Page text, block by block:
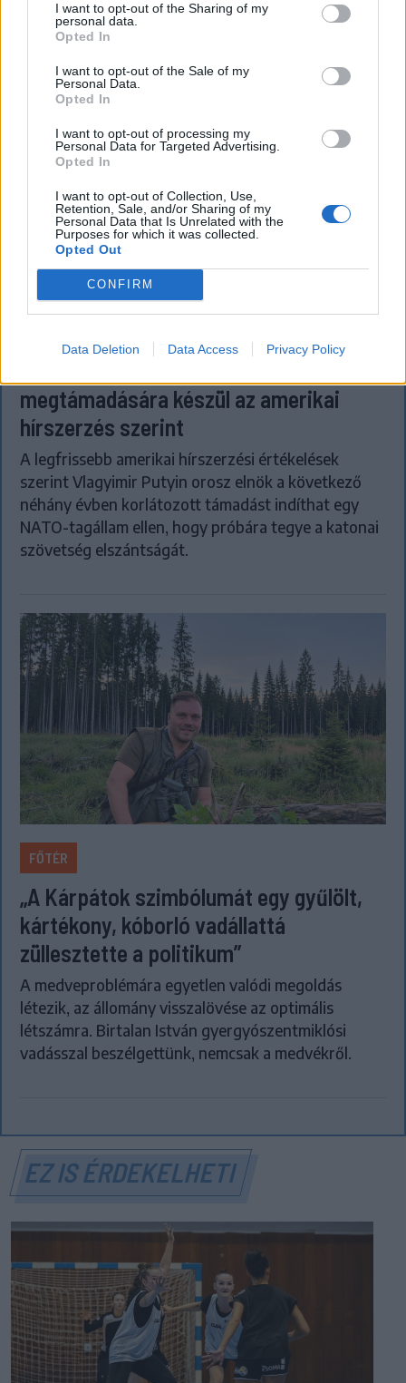
I want to opt-out of the Sharing of my
personal data.
Opted In
I want to opt-out of the Sale of my
Personal Data.
Opted In
I want to opt-out of processing my
Personal Data for Targeted Advertising.
Opted In
I want to opt-out of Collection, Use,
Retention, Sale, and/or Sharing of my
Personal Data that Is Unrelated with the
Purposes for which it was collected.
Opted Out
CONFIRM
Data Deletion Data Access Privacy Policy
igazolványok országszerte elérhetővé válnak.
megtámadására készül az amerikai
hírszerzés szerint
A legfrissebb amerikai hírszerzési értékelések
szerint Vlagyimir Putyin orosz elnök a következő
néhány évben korlátozott támadást indíthat egy
NATO-tagállam ellen, hogy próbára tegye a katonai
szövetség elszántságát.
FŐTÉR
„A Kárpátok szimbólumát egy gyűlölt,
kártékony, kóborló vadállattá
züllesztette a politikum”
A medveproblémára egyetlen valódi megoldás
létezik, az állomány visszalövése az optimális
létszámra. Birtalan István gyergyószentmiklósi
vadásszal beszélgettünk, nemcsak a medvékről.
EZ IS ÉRDEKELHETI